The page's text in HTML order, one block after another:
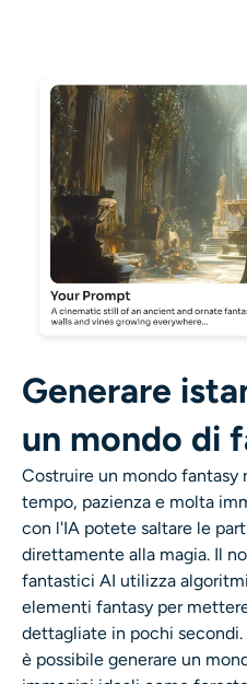
Strumenti per ritratti
Cambio acconciatura
Cambio vestiti
Bambino AI
Filtro AI
Generatore di colpi alla
Generatore di colpi alla
Creatore di foto per
Strumenti video
Generare
un mondo di
Costruire un mondo
tempo, pazienza e molta
con l'IA potete saltare le
direttamente alla magia. Il
fantastici AI utilizza
elementi fantasy per
dettagliate in pochi
è possibile generare un